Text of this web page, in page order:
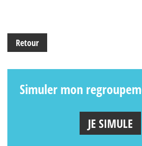
Retour
Simuler mon
JE SIMULE